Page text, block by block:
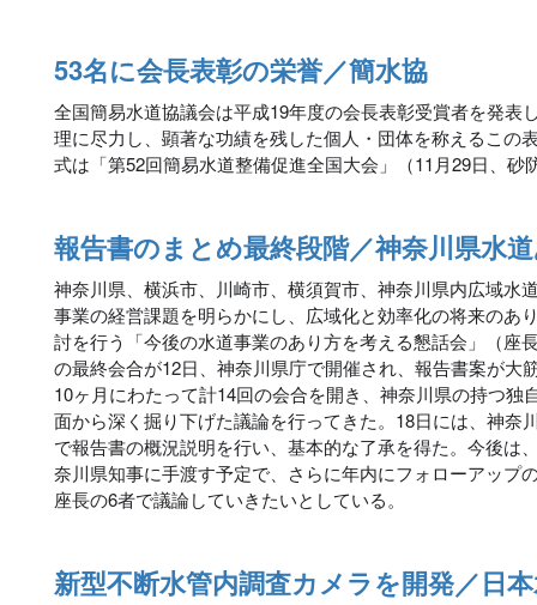
53名に会長表彰の栄誉／簡水協
全国簡易水道協議会は平成19年度の会長表彰受賞者を発表
理に尽力し、顕著な功績を残した個人・団体を称えるこの
式は「第52回簡易水道整備促進全国大会」（11月29日、砂
報告書のまとめ最終段階／神奈川県水
神奈川県、横浜市、川崎市、横須賀市、神奈川県内広域水
事業の経営課題を明らかにし、広域化と効率化の将来のあ
討を行う「今後の水道事業のあり方を考える懇話会」（座
の最終会合が12日、神奈川県庁で開催され、報告書案が大
10ヶ月にわたって計14回の会合を開き、神奈川県の持つ独
面から深く掘り下げた議論を行ってきた。18日には、神奈
で報告書の概況説明を行い、基本的な了承を得た。今後は
奈川県知事に手渡す予定で、さらに年内にフォローアップ
座長の6者で議論していきたいとしている。
新型不断水管内調査カメラを開発／日